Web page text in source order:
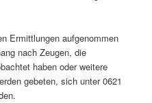
Ermittlungen aufgenommen
nach Zeugen, die
haben oder weitere
gebeten, sich unter 0621